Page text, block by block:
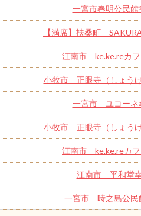
一宮市春明公民館
【満席】扶桑町
江南市 ke.ke.reカフ
小牧市 正眼寺（しょう
一宮市 ユコーネ
小牧市 正眼寺（しょう
江南市 ke.ke.reカフ
江南市 平和堂
一宮市 時之島公民